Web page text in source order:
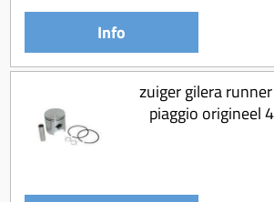
Koeling (delen)
Overbrenging
Info
zuiger gilera
piaggio origineel